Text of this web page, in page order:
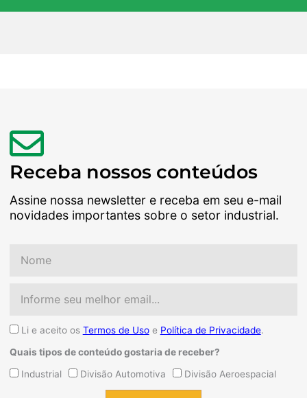
Receba nossos conteúdos
Assine nossa newsletter e receba em seu e-mail
novidades importantes sobre o setor industrial.
AceiteLi e aceito os Termos de Usoe Política de Privacidade.
Quais tipos de conteúdo gostaria de receber?
QuaisIndustrial Divisão Automotiva Divisão Aeroespacial